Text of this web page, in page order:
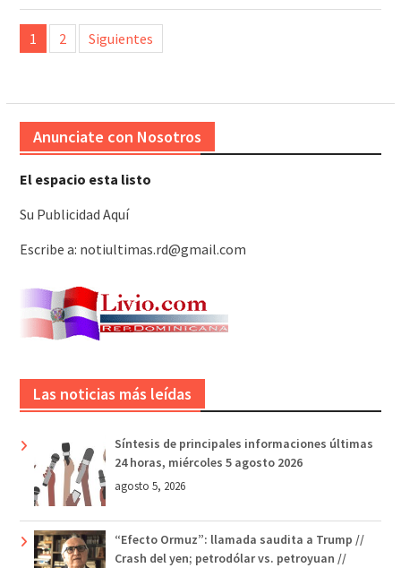
Paginación
de
1 2 Siguientes
Anunciate con Nosotros
El espacio esta listo
Su Publicidad Aquí
Escribe a: notiultimas.rd@gmail.com
Las noticias más leídas
Síntesis de principales informaciones últimas
24 horas, miércoles 5 agosto 2026
agosto 5, 2026
“Efecto Ormuz”: llamada saudita a Trump //
Crash del yen; petrodólar vs. petroyuan //